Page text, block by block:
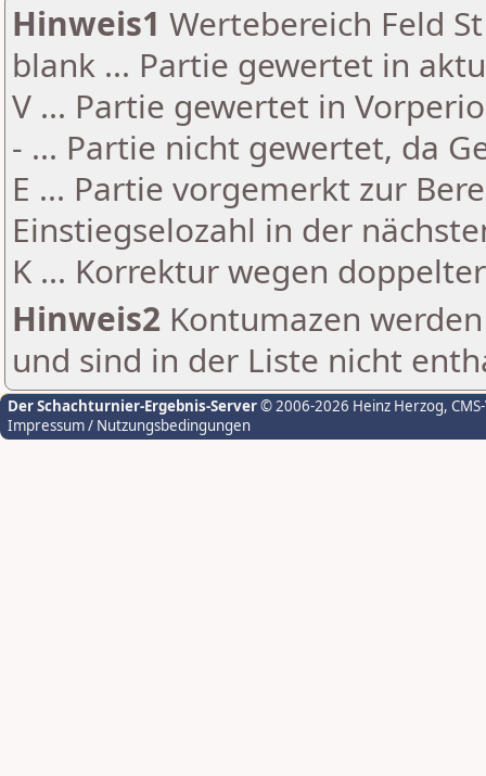
Hinweis1 Wertebereich Feld
blank ... Partie gewertet in
V ... Partie gewertet in
- ... Partie nicht gewertet, da
E ... Partie vorgemerkt zur
Einstiegselozahl in der
K ... Korrektur wegen
Hinweis2 Kontumazen
und sind in der Liste nicht
Der Schachturnier-Ergebnis-Server© 2006-2026 Heinz Herzog,
Impressum / Nutzungsbedingungen